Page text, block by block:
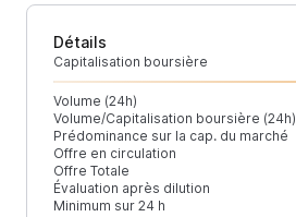
Détails
Capitalisation boursière
Volume (24h)
Volume/Capitalisation boursière (24h)
Prédominance sur la cap. du marché
Offre en circulation
Offre Totale
Évaluation après dilution
Minimum sur 24 h